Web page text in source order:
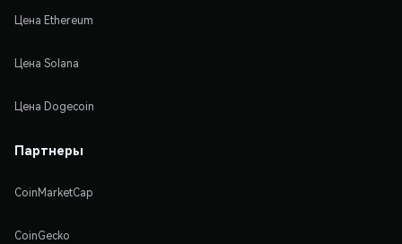
Цена Ethereum
Цена Solana
Цена Dogecoin
Партнеры
CoinMarketCap
CoinGecko